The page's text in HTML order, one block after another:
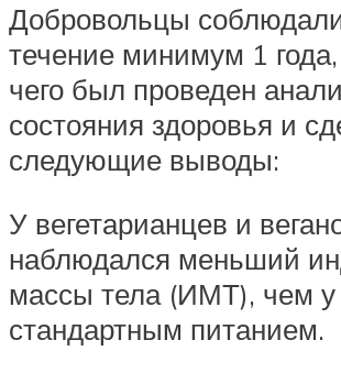
Добровольцы
течение минимум 1
чего был проведен
состояния здоровья и
следующие выводы:
У вегетарианцев и
наблюдался меньший
массы тела (ИМТ), чем у
стандартным питанием.